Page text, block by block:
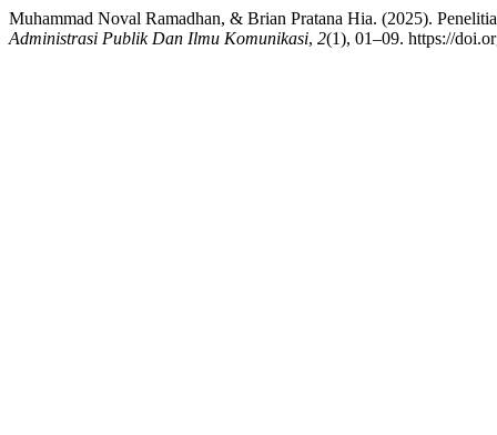
Muhammad Noval Ramadhan, & Brian Pratana Hia. (2025).
Administrasi Publik Dan Ilmu Komunikasi, 2(1), 01–09. https://